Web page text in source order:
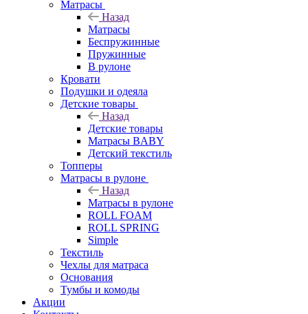
Матрасы
Назад
Матрасы
Беспружинные
Пружинные
В рулоне
Кровати
Подушки и одеяла
Детские товары
Назад
Детские товары
Матрасы BABY
Детский текстиль
Топперы
Матрасы в рулоне
Назад
Матрасы в рулоне
ROLL FOAM
ROLL SPRING
Simple
Текстиль
Чехлы для матраса
Основания
Тумбы и комоды
Акции